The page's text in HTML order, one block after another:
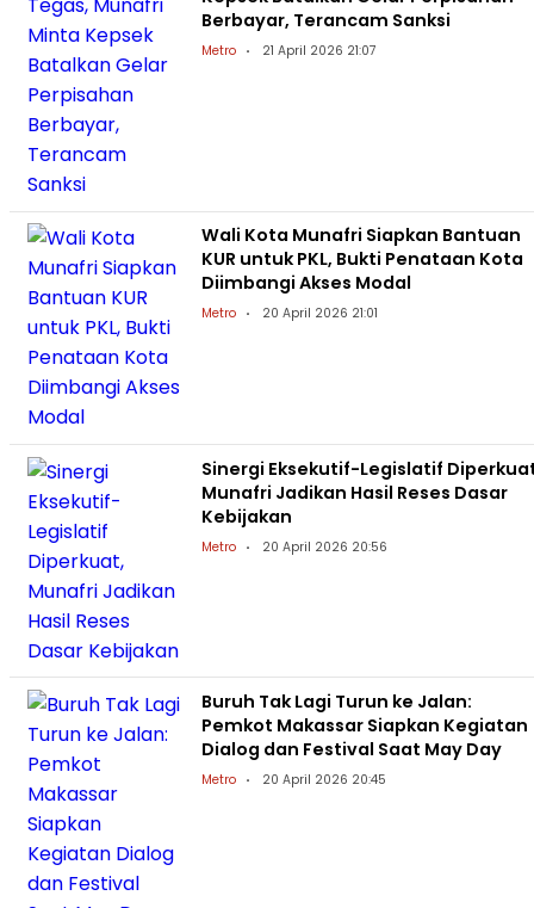
Berbayar, Terancam Sanksi
Metro 21 April 2026 21:07
Wali Kota Munafri Siapkan Bantuan
KUR untuk PKL, Bukti Penataan Kota
Diimbangi Akses Modal
Metro 20 April 2026 21:01
Sinergi Eksekutif-Legislatif
Munafri Jadikan Hasil Reses Dasar
Kebijakan
Metro 20 April 2026 20:56
Buruh Tak Lagi Turun ke Jalan:
Pemkot Makassar Siapkan Kegiatan
Dialog dan Festival Saat May Day
Metro 20 April 2026 20:45